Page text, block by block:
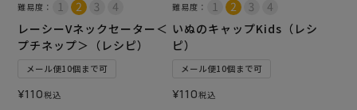
難易度：
レーシーVネックセーター＜
プチネップ＞（レシピ）
メール便10個まで可
¥110税込
難易度：
いぬのキャップKids（レシ
ピ）
メール便10個まで可
¥110税込